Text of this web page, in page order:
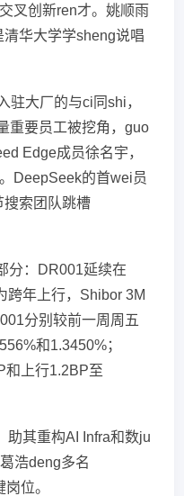
叉创新ren才。姚顺雨
华大学学sheng说唱
驻大厂的与ci同shi，
重要员工被挖角，guo
Edge成员徐名宇，
DeepSeek的首wei员
搜索团队跳槽
分：DR001延续在
跨年上行，Shibor 3M
分别较前一周周五
和1.3450%；
和上行1.2BP至
助其重构AI Infra和数ju
浩deng多名
位。